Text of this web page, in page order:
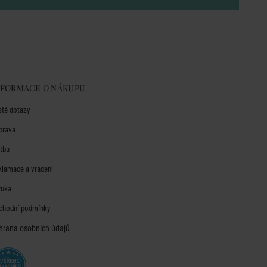
O NÁKUPU
dotazy
a vrácení
podmínky
osobních údajů